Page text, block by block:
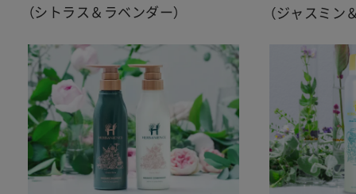
（シトラス＆ラベンダー）
（ジャスミン